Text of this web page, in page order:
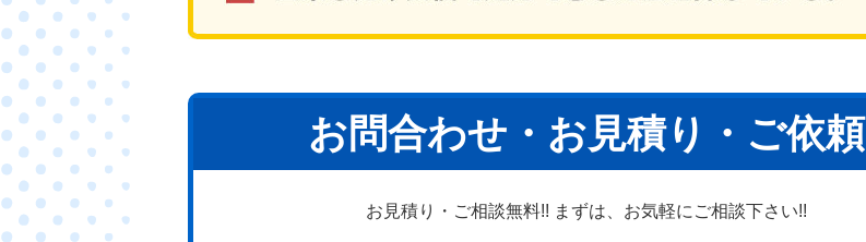
お問合わせ・お見積り・ご依頼
お見積り・ご相談無料!! まずは、お気軽にご相談下さい!!